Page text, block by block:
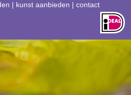
| kunst aanbieden | contact